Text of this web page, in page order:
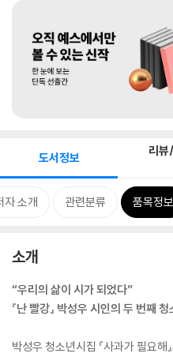
도서정보 리뷰
자 소개 관련분류 품목정보
소개
“우리의 삶이 시가 되었다”
『난 빨강』 박성우 시인의 두 번째
박성우 청소년시집 『사과가 필요